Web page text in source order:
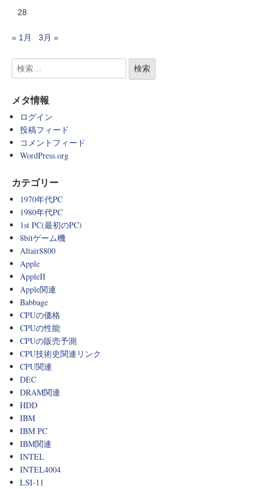
28
« 1月 3月 »
メタ情報
ログイン
投稿フィード
コメントフィード
WordPress.org
カテゴリー
1970年代PC
1980年代PC
1st PC(最初のPC)
8bitゲーム機
Altair8800
Apple
AppleII
Apple関連
Babbage
CPUの価格
CPUの性能
CPUの販売予測
CPU技術史関連リンク
CPU関連
DEC
DRAM関連
HDD
IBM
IBM PC
IBM関連
INTEL
INTEL4004
LSI-11